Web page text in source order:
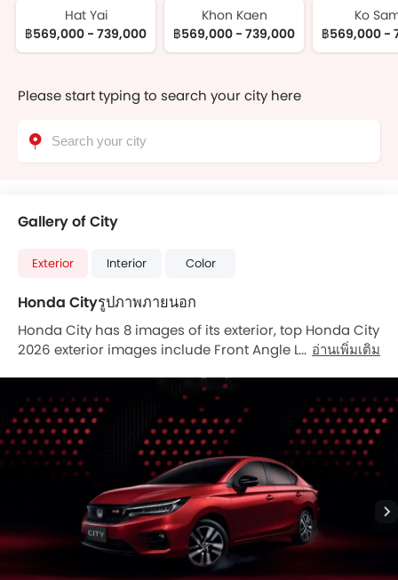
Hat Yai
฿569,000 - 739,000
Khon Kaen
฿569,000 - 739,000
Ko
฿569,000 -
Please start typing to search your city here
Gallery of City
Exterior Interior Color
Honda Cityรูปภาพภายนอก
Honda City has 8 images of its exterior, top Honda City
2026 exterior images include Front Angle Low View,
Mirror Front Angle, Car Name, Reverse Parking
Camera, Spoiler.
อ่านเพิ่มเติม